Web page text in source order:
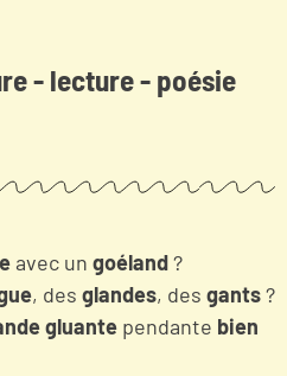
- lecture - poésie
avec un goéland?
, des glandes, des gants?
gluante pendante bien